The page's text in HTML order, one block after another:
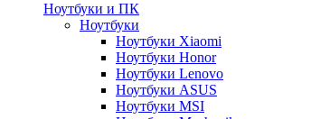
Ноутбуки и ПК
Ноутбуки
Ноутбуки Xiaomi
Ноутбуки Honor
Ноутбуки Lenovo
Ноутбуки ASUS
Ноутбуки MSI